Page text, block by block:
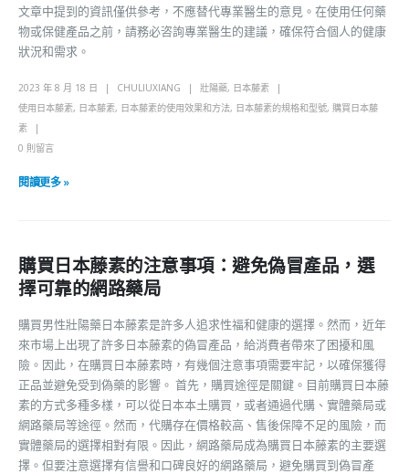
文章中提到的資訊僅供參考，不應替代專業醫生的意見。在使用任何藥
物或保健產品之前，請務必咨詢專業醫生的建議，確保符合個人的健康
狀況和需求。
2023 年 8 月 18 日 CHULIUXIANG 壯陽藥, 日本藤素
使用日本藤素, 日本藤素, 日本藤素的使用效果和方法, 日本藤素的規格和型號, 購買日本藤
素
0 則留言
閱讀更多 »
購買日本藤素的注意事項：避免偽冒產品，選
擇可靠的網路藥局
購買男性壯陽藥日本藤素是許多人追求性福和健康的選擇。然而，近年
來市場上出現了許多日本藤素的偽冒產品，給消費者帶來了困擾和風
險。因此，在購買日本藤素時，有幾個注意事項需要牢記，以確保獲得
正品並避免受到偽藥的影響。 首先，購買途徑是關鍵。目前購買日本藤
素的方式多種多樣，可以從日本本土購買，或者通過代購、實體藥局或
網路藥局等途徑。然而，代購存在價格較高、售後保障不足的風險，而
實體藥局的選擇相對有限。因此，網路藥局成為購買日本藤素的主要選
擇。但要注意選擇有信譽和口碑良好的網路藥局，避免購買到偽冒產